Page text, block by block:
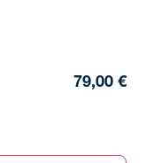
79,00 €